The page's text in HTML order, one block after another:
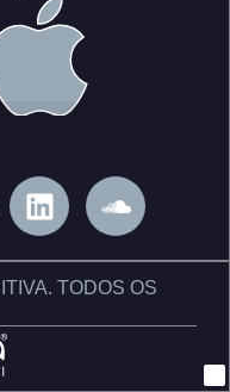
L
i
k
d
S
o
n
c
TODOS OS